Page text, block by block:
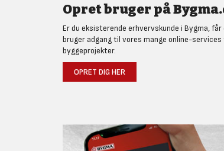
Opret bruger på
Er du eksisterende erhvervskunde i Bygma,
bruger adgang til vores mange online-services
byggeprojekter.
OPRET DIG HER